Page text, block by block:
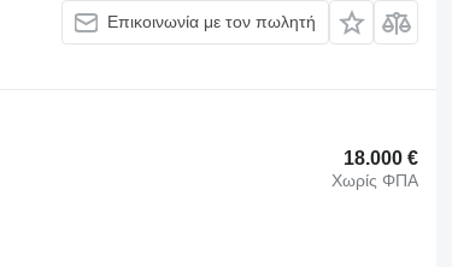
Επικοινωνία με τον πωλητή
18.000 €
Χωρίς ΦΠΑ